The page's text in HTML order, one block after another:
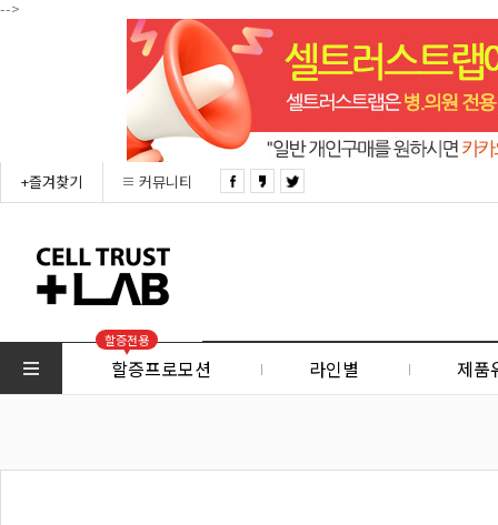
-->
+즐겨찾기 커뮤니티
할증전용
할증프로모션 라인별 제품